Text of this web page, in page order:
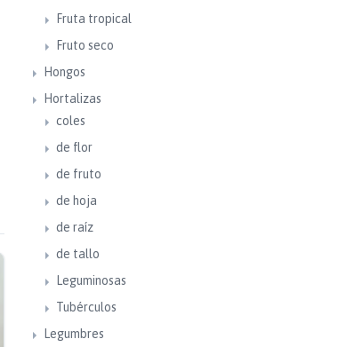
Fruta tropical
Fruto seco
Hongos
Hortalizas
coles
de flor
de fruto
de hoja
de raíz
de tallo
Leguminosas
Tubérculos
Legumbres